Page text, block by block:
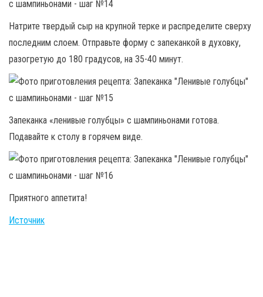
Натрите твердый сыр на крупной терке и распределите сверху
последним слоем. Отправьте форму с запеканкой в духовку,
разогретую до 180 градусов, на 35-40 минут.
Запеканка «ленивые голубцы» с шампиньонами готова.
Подавайте к столу в горячем виде.
Приятного аппетита!
Источник